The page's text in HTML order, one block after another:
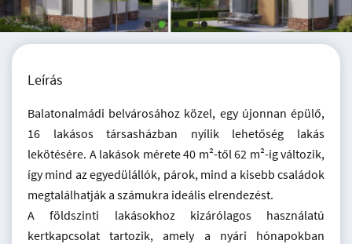
Leírás
Balatonalmádi belvárosához közel, egy újonnan épülő,
16 lakásos társasházban nyílik lehetőség lakás
lekötésére. A lakások mérete 40 m²-től 62 m²-ig változik,
így mind az egyedülállók, párok, mind a kisebb családok
megtalálhatják a számukra ideális elrendezést.
A földszinti lakásokhoz kizárólagos használatú
kertkapcsolat tartozik, amely a nyári hónapokban